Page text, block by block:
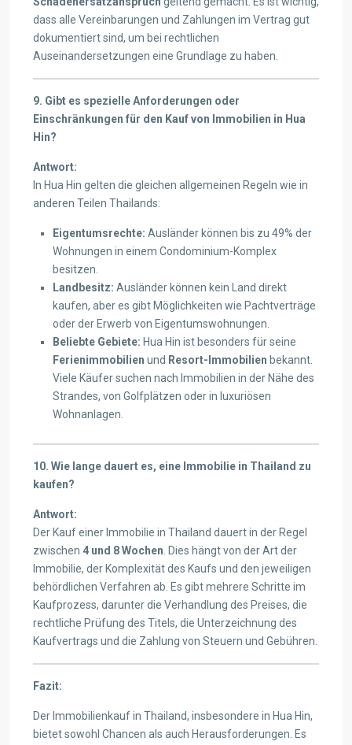
dass alle Vereinbarungen und Zahlungen im Vertrag gut
dokumentiert sind, um bei rechtlichen
Auseinandersetzungen eine Grundlage zu haben.
9. Gibt es spezielle Anforderungen oder
Einschränkungen für den Kauf von Immobilien in Hua
Hin?
Antwort:
In Hua Hin gelten die gleichen allgemeinen Regeln wie in
anderen Teilen Thailands:
Eigentumsrechte: Ausländer können bis zu 49% der
Wohnungen in einem Condominium-Komplex
besitzen.
Landbesitz: Ausländer können kein Land direkt
kaufen, aber es gibt Möglichkeiten wie Pachtverträge
oder der Erwerb von Eigentumswohnungen.
Beliebte Gebiete: Hua Hin ist besonders für seine
Ferienimmobilien und Resort-Immobilien bekannt.
Viele Käufer suchen nach Immobilien in der Nähe des
Strandes, von Golfplätzen oder in luxuriösen
Wohnanlagen.
10. Wie lange dauert es, eine Immobilie in Thailand zu
kaufen?
Antwort:
Der Kauf einer Immobilie in Thailand dauert in der Regel
zwischen 4 und 8 Wochen . Dies hängt von der Art der
Immobilie, der Komplexität des Kaufs und den jeweiligen
behördlichen Verfahren ab. Es gibt mehrere Schritte im
Kaufprozess, darunter die Verhandlung des Preises, die
rechtliche Prüfung des Titels, die Unterzeichnung des
Kaufvertrags und die Zahlung von Steuern und Gebühren.
Fazit:
Der Immobilienkauf in Thailand, insbesondere in Hua Hin,
bietet sowohl Chancen als auch Herausforderungen. Es